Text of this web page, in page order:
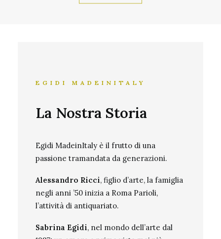
EGIDI MADEINITALY
La Nostra Storia
Egidi MadeinItaly è il frutto di una
passione tramandata da generazioni.
Alessandro Ricci, figlio d’arte, la famiglia
negli anni ’50 inizia a Roma Parioli,
l’attività di antiquariato.
Sabrina Egidi, nel mondo dell’arte dal